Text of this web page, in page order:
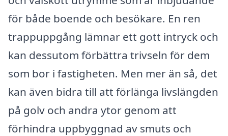
för både boende och besökare. En ren
trappuppgång lämnar ett gott intryck och
kan dessutom förbättra trivseln för dem
som bor i fastigheten. Men mer än så, det
kan även bidra till att förlänga livslängden
på golv och andra ytor genom att
förhindra uppbyggnad av smuts och